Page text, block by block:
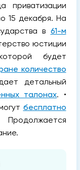
приватизации
15 декабря. На
в 61-м
юстиции
будет
количество
детальный
талонах. •
бесплатно